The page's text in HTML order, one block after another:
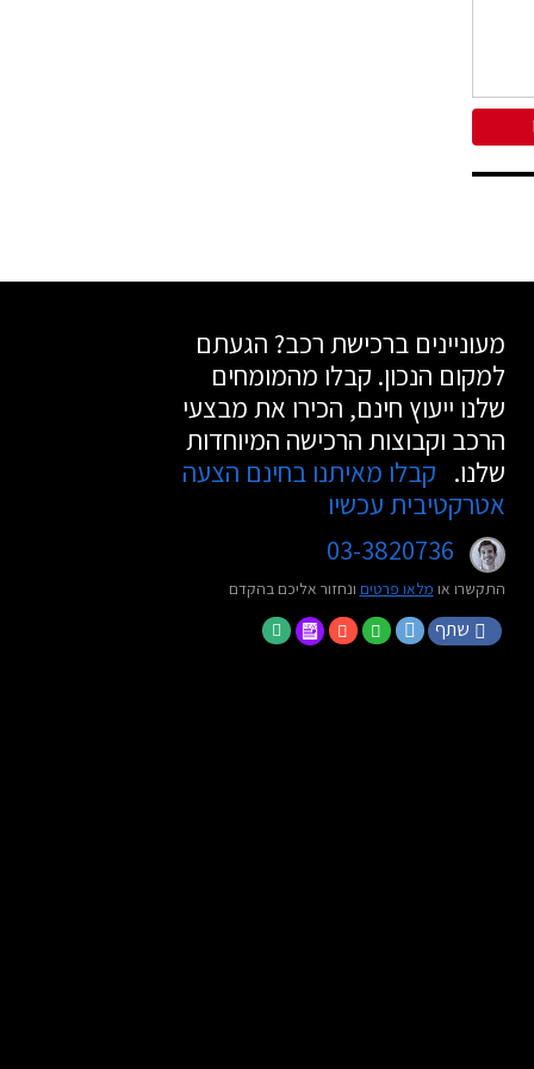
מעוניינים ברכישת רכב? הגעתם
למקום הנכון. קבלו מהמומחים
שלנו ייעוץ חינם, הכירו את מבצעי
הרכב וקבוצות הרכישה המיוחדות
שלנו. קבלו מאיתנו בחינם הצעה
אטרקטיבית עכשיו
03-3820736
התקשרו או מלאו פרטים ונחזור אליכם בהקדם
שתף